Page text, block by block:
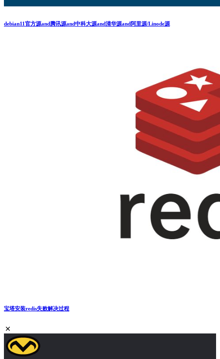
debian11官方源and腾讯源and中科大源and清华源and阿里源/Linode源
宝塔安装redis失败解决过程